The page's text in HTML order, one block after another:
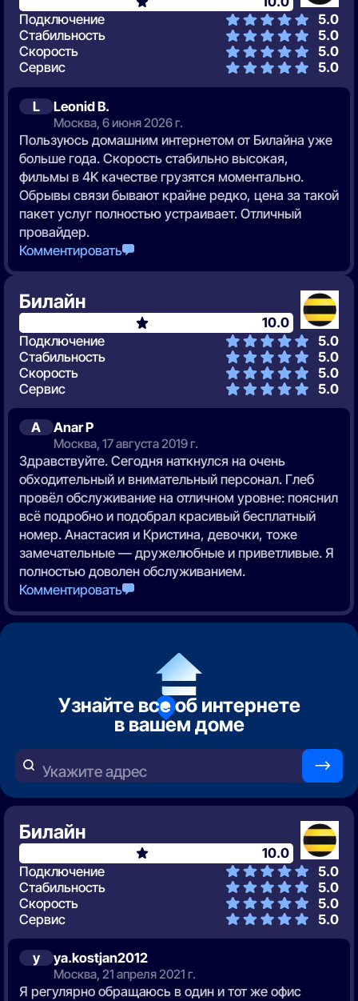
L Leonid B.
Москва, 6 июня 2026 г.
Пользуюсь домашним интернетом от Билайна уже
больше года. Скорость стабильно высокая,
фильмы в 4K качестве грузятся моментально.
Обрывы связи бывают крайне редко, цена за такой
пакет услуг полностью устраивает. Отличный
провайдер.
Комментировать
Подключение
5.0
Стабильность
5.0
Скорость
5.0
Сервис
5.0
A Anar Р
Москва, 17 августа 2019 г.
Здравствуйте. Сегодня наткнулся на очень
обходительный и внимательный персонал. Глеб
провёл обслуживание на отличном уровне: пояснил
всё подробно и подобрал красивый бесплатный
номер. Анастасия и Кристина, девочки, тоже
замечательные — дружелюбные и приветливые. Я
полностью доволен обслуживанием.
Комментировать
Билайн
10.0
Подключение
5.0
Стабильность
5.0
Скорость
5.0
Сервис
5.0
Узнайте все об интернете
в вашем доме
Укажите адрес —>
y ya.kostjan2012
Москва, 21 апреля 2021 г.
Я регулярно обращаюсь в один и тот же офис
Билайн
10.0
Подключение
5.0
Стабильность
5.0
Скорость
5.0
Сервис
5.0